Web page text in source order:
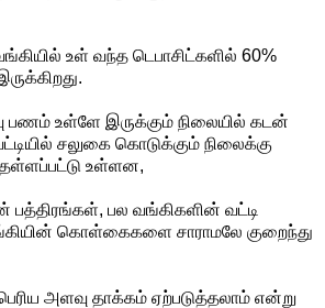
உள் வந்த டெபாசிட்களில் 60%
பணம் உள்ளே இருக்கும் நிலையில் கடன்
சலுகை கொடுக்கும் நிலைக்கு
உள்ளன,
பல வங்கிகளின் வட்டி
கொள்கைகளை சாராமலே குறைந்து
அளவு தாக்கம் ஏற்படுத்தலாம் என்று